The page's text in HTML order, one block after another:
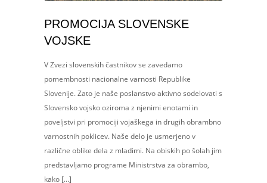
PROMOCIJA SLOVENSKE
VOJSKE
V Zvezi slovenskih častnikov se zavedamo
pomembnosti nacionalne varnosti Republike
Slovenije. Zato je naše poslanstvo aktivno sodelovati s
Slovensko vojsko oziroma z njenimi enotami in
poveljstvi pri promociji vojaškega in drugih obrambno
varnostnih poklicev. Naše delo je usmerjeno v
različne oblike dela z mladimi. Na obiskih po šolah jim
predstavljamo programe Ministrstva za obrambo,
kako […]